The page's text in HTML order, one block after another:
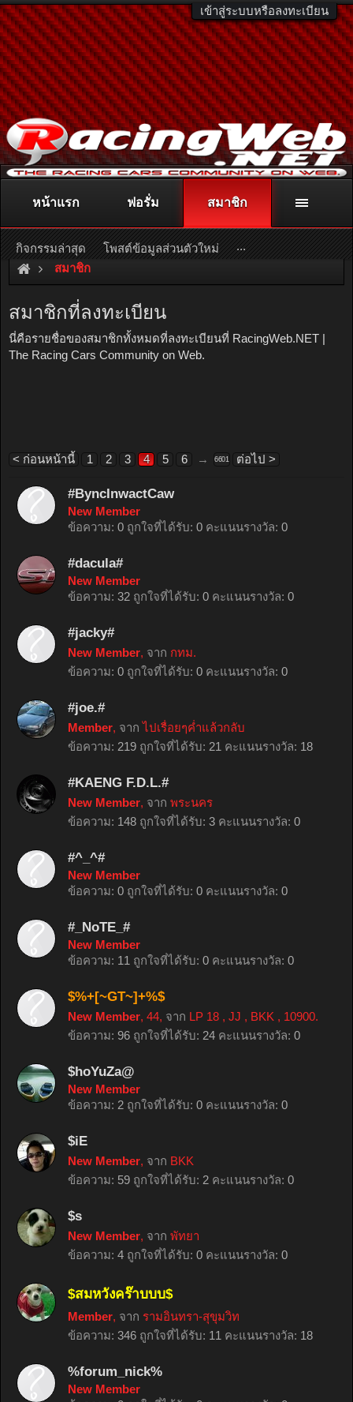
เข้าสู่ระบบหรือลงทะเบียน
ติดต่อลงโฆษณา racingweb@gmail.comหรือโทร. 081-811-1138
หรืออ่านรายละเอียดเพิ่มเติม คลิกที่นี่
สมาชิก
สมาชิกที่ลงทะเบียน
นี่คือรายชื่อของสมาชิกทั้งหมดที่ลงทะเบียนที่ RacingWeb.NET |
The Racing Cars Community on Web.
< ก่อนหน้านี้ 1 2 3 4 5 6 → 6601 ต่อไป >
#ByncInwactCaw
New Member
ข้อความ: 0 ถูกใจที่ได้รับ: 0 คะแนนรางวัล: 0
#dacula#
New Member
ข้อความ: 32 ถูกใจที่ได้รับ: 0 คะแนนรางวัล: 0
#jacky#
New Member, จาก กทม.
ข้อความ: 0 ถูกใจที่ได้รับ: 0 คะแนนรางวัล: 0
#joe.#
Member, จาก ไปเรื่อยๆค่ำแล้วกลับ
ข้อความ: 219 ถูกใจที่ได้รับ: 21 คะแนนรางวัล: 18
#KAENG F.D.L.#
New Member, จาก พระนคร
ข้อความ: 148 ถูกใจที่ได้รับ: 3 คะแนนรางวัล: 0
#^_^#
New Member
ข้อความ: 0 ถูกใจที่ได้รับ: 0 คะแนนรางวัล: 0
#_NoTE_#
New Member
ข้อความ: 11 ถูกใจที่ได้รับ: 0 คะแนนรางวัล: 0
$%+[~GT~]+%$
New Member, 44, จาก LP 18 , JJ , BKK , 10900.
ข้อความ: 96 ถูกใจที่ได้รับ: 24 คะแนนรางวัล: 0
$hoYuZa@
New Member
ข้อความ: 2 ถูกใจที่ได้รับ: 0 คะแนนรางวัล: 0
$iE
New Member, จาก BKK
ข้อความ: 59 ถูกใจที่ได้รับ: 2 คะแนนรางวัล: 0
$s
New Member, จาก พัทยา
ข้อความ: 4 ถูกใจที่ได้รับ: 0 คะแนนรางวัล: 0
$สมหวังคร๊าบบบ$
Member, จาก รามอินทรา-สุขุมวิท
ข้อความ: 346 ถูกใจที่ได้รับ: 11 คะแนนรางวัล: 18
%forum_nick%
New Member
หน้าแรก ฟอรั่ม สมาชิก
กิจกรรมล่าสุด โพสต์ข้อมูลส่วนตัวใหม่ ...